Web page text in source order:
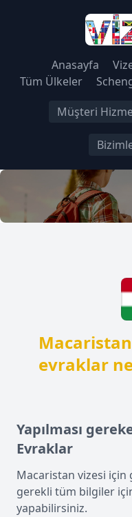
Anasayfa
Tüm Ülkeler
Müşteri
evraklar
Yapılması
Evraklar
Macaristan vizesi için
gerekli tüm bilgiler
yapabilirsiniz.